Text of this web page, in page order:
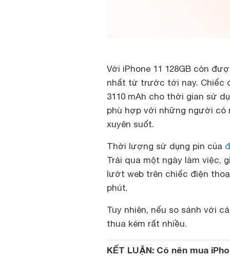
Với iPhone 11 128GB còn
nhất từ trước tới nay. Chiếc
3110 mAh cho thời gian sử
phù hợp với những người có
xuyên suốt.
Thời lượng sử dụng pin của
Trải qua một ngày làm việc,
lướt web trên chiếc điện
phút.
Tuy nhiên, nếu so sánh với
thua kém rất nhiều.
KẾT LUẬN: Có nên mua